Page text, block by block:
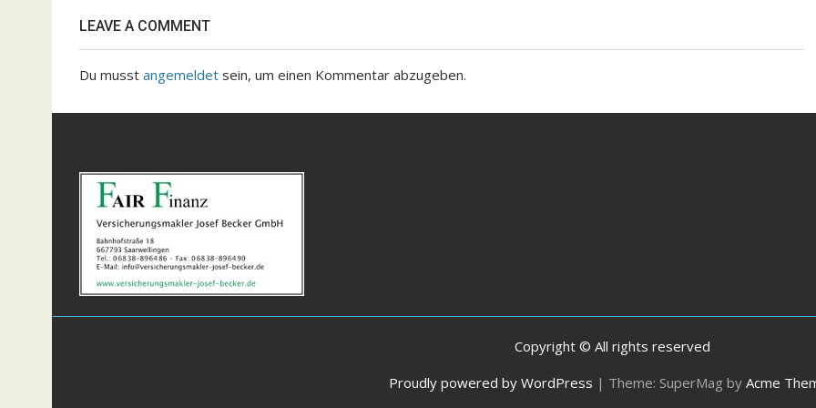
LEAVE A COMMENT
Du musst angemeldet sein, um einen Kommentar abzugeben.
Copyright © All rights reserved
Proudly powered by WordPress | Theme: SuperMag by Acme